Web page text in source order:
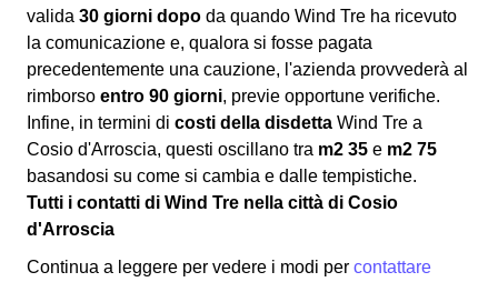
valida 30 giorni dopo da quando Wind Tre ha ricevuto
la comunicazione e, qualora si fosse pagata
precedentemente una cauzione, l'azienda provvederà al
rimborso entro 90 giorni, previe opportune verifiche.
Infine, in termini di costi della disdetta Wind Tre a
Cosio d'Arroscia, questi oscillano tra m2 35 e m2 75
basandosi su come si cambia e dalle tempistiche.
Tutti i contatti di Wind Tre nella città di Cosio
d'Arroscia
Continua a leggere per vedere i modi per contattare